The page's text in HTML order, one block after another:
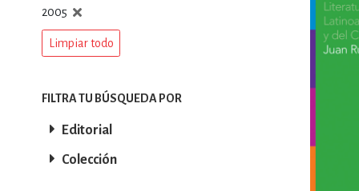
DEPORTES Y
ESTILOS DE
2005
Limpiar todo
FILTRA TU BÚSQUEDA POR
Editorial
Colección